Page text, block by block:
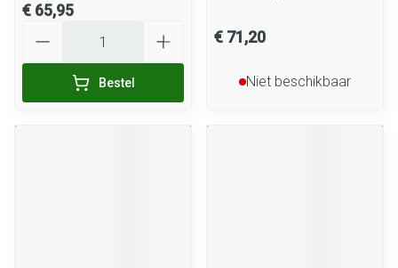
€ 65,95
Bestel
€ 71,20
Niet beschikbaar